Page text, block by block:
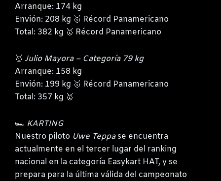
Arranque: 174 kg
Envión: 208 kg 🥇 Récord Panamericano
Total: 382 kg 🥇 Récord Panamericano
🥇 Julio Mayora – Categoría 79 kg
Arranque: 158 kg
Envión: 199 kg 🥇 Récord Panamericano
Total: 357 kg 🥇
🏎️ KARTING
Nuestro piloto Uwe Teppase encuentra
actualmente en el tercer lugar del ranking
nacional en la categoría Easykart HAT, y se
prepara para la última válida del campeonato